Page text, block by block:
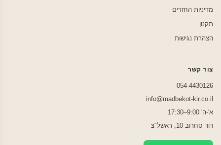
מדיניות החזרים
תקנון
הצהרת נגישות
צור קשר
054-4430126
info@madbekot-kir.co.il
א'-ה' 9:00–17:30
דוד סחרוב 10, ראשל"צ